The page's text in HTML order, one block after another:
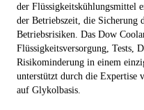
der Flüssigkeitskühlungsmittel
der Betriebszeit, die Sicherung
Betriebsrisiken . Das Dow
Flüssigkeitsversorgung, Tests,
Risikominderung in einem
unterstützt durch die Expertise
auf Glykolbasis.